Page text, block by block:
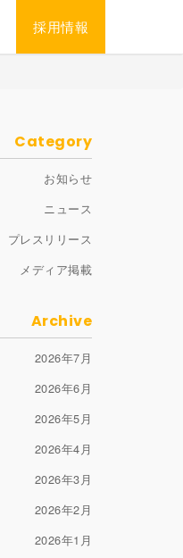
採用情報
Category
お知らせ
ニュース
プレスリリース
メディア掲載
Archive
2026年7月
2026年6月
2026年5月
2026年4月
2026年3月
2026年2月
2026年1月